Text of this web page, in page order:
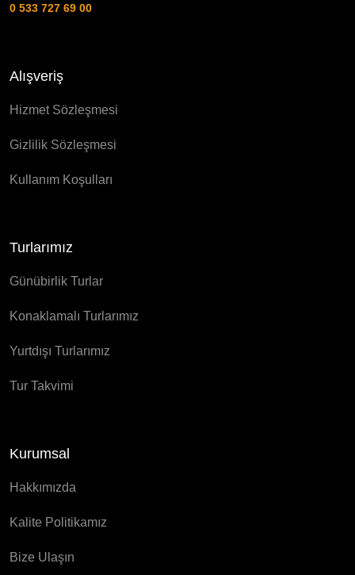
0 533 727 69 00
Alışveriş
Hizmet Sözleşmesi
Gizlilik Sözleşmesi
Kullanım Koşulları
Turlarımız
Günübirlik Turlar
Konaklamalı Turlarımız
Yurtdışı Turlarımız
Tur Takvimi
Kurumsal
Hakkımızda
Kalite Politikamız
Bize Ulaşın